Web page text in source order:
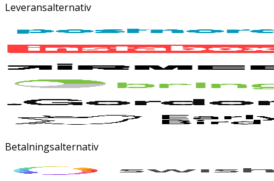
Leveransalternativ
Betalningsalternativ